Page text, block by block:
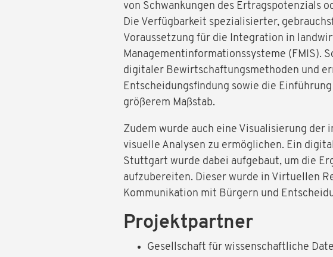
von Schwankungen des Ertragspotenzials
Die Verfügbarkeit spezialisierter,
Voraussetzung für die Integration in
Managementinformationssysteme (FMIS).
digitaler Bewirtschaftungsmethoden und
Entscheidungsfindung sowie die
größerem Maßstab.
Zudem wurde auch eine Visualisierung
visuelle Analysen zu ermöglichen. Ein
Stuttgart wurde dabei aufgebaut, um die
aufzubereiten. Dieser wurde in Virtuellen
Kommunikation mit Bürgern und
Projektpartner
Gesellschaft für wissenschaftliche